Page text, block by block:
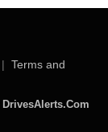
| Terms and
DrivesAlerts.Com